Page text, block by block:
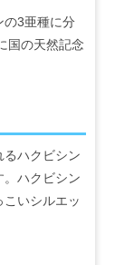
の3亜種に分
国の天然記念
るハクビシン
。ハクビシン
いシルエッ